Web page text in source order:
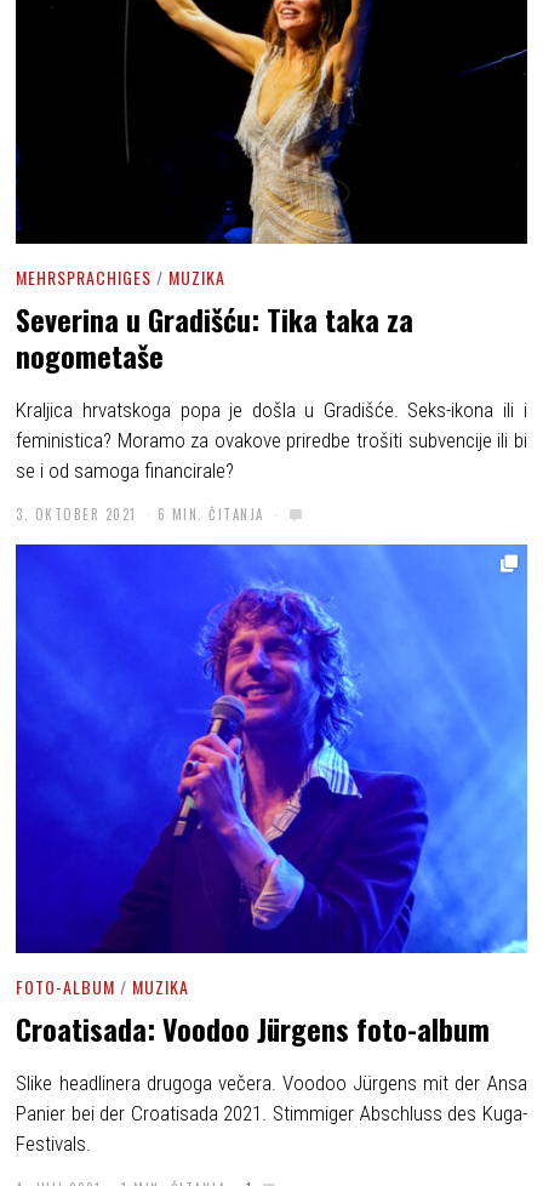
MEHRSPRACHIGES / MUZIKA
Severina u Gradišću: Tika taka za
nogometaše
Kraljica hrvatskoga popa je došla u Gradišće. Seks-ikona ili i
feministica? Moramo za ovakove priredbe trošiti subvencije ili bi
se i od samoga financirale?
3. OKTOBER 2021 6 MIN. ČITANJA
FOTO-ALBUM / MUZIKA
Croatisada: Voodoo Jürgens foto-album
Slike headlinera drugoga večera. Voodoo Jürgens mit der Ansa
Panier bei der Croatisada 2021. Stimmiger Abschluss des Kuga-
Festivals.